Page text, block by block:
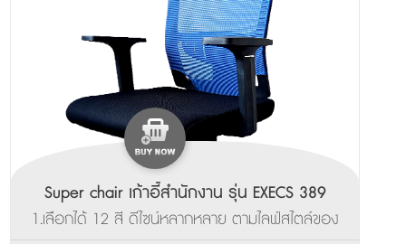
Super chair เก้าอี้สำนักงาน รุ่น EXECS 389
1.เลือกได้ 12 สี ดีไซน์หลากหลาย ตามไลฟ์สไตล์ของ